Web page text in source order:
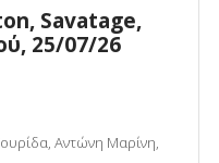
Savatage,
25/07/26
Αντώνη Μαρίνη,